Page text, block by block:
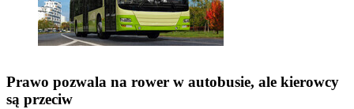
Prawo pozwala na rower w autobusie, ale kierowcy
są przeciw